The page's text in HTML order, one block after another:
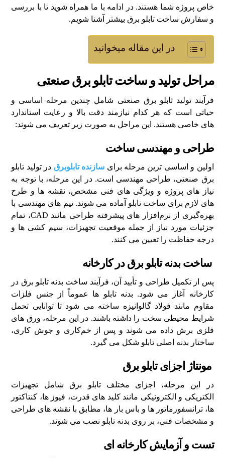
خاص پروژه شما هستند. در ادامه با ما همراه شوید تا با بررسی
و سفارش ساخت تابلو برق بیشتر آشنا شویم.
در این مقاله میخوانید
مراحل تولید و ساخت تابلو برق صنعتی
فرآیند تولید تابلو برق صنعتی شامل چندین مرحله اساسی و
حیاتی است که هر کدام نیازمند دقت بالا و رعایت استاندارد
های خاصی هستند. این مراحل به صورت زیر تعریف می ‌شوند:
طراحی و مهندسی ساخت
اولین و اساسی‌ ترین مرحله برای سازنده تابلوبرق در تولید تابلو
برق صنعتی، طراحی مهندسی است. در این مرحله، با توجه به
نیاز های پروژه و ویژگی‌ های فنی مشخص، نقشه ‌ها و طرح
‌های لازم برای ساخت تابلو آماده می ‌شوند. تیم‌ های مهندسی با
بهره‌گیری از نرم‌افزار های پیشرفته طراحی مانند CAD، تمام
جزئیات مورد نیاز از جمله موقعیت تجهیزات، سیم‌ کشی‌ ها و
درجه حفاظت را تعیین می ‌کنند.
ساخت بدنه تابلو برق در کارخانه
پس از تکمیل طراحی و تأیید آن، فرآیند ساخت بدنه تابلو برق در
کارخانه آغاز می ‌شود. بدنه تابلو ها عموماً از جنس فلزات
مقاوم مانند فولاد گالوانیزه ساخته می‌ شود تا توانایی تحمل
شرایط محیطی سخت را داشته باشند. در این مرحله، ورق ‌های
فلزی برش داده می ‌شوند و پس از خم‌کاری و جوش‌ کاری،
ساختار بدنه اصلی تابلو شکل می ‌گیرد.
مونتاژ اجزای تابلو برق
در این مرحله، اجزای مختلف تابلو برق شامل تجهیزات
الکتریکی و الکترونیکی مانند کلید های قدرت، فیوز ها، کنتاکتور
ها، ترانسفورماتور ها و باس‌ بار ها، مطابق با نقشه‌ های طراحی
و مشخصات فنی، بر روی بدنه تابلو نصب می ‌شوند.
تست و آزمایش کارخانه‌ ای